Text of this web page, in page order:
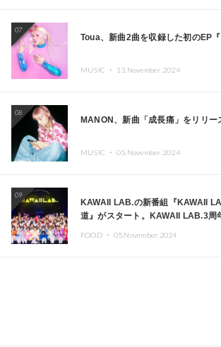
07
Toua、新曲2曲を収録した初のEP
MUSIC ・ 13.November.2024
08
MANON、新曲「成長痛」をリリー
MUSIC ・ 05.November.2024
09
KAWAII LAB.の新番組『KAWAII
道』がスタート。KAWAII LAB.3周
FOOD ・ 05.November.2024